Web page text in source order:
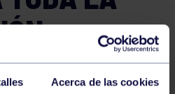
Acerca de las cookies